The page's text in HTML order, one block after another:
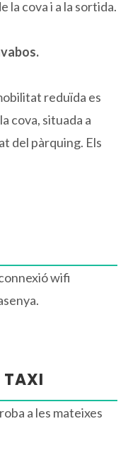
la cova i a la sortida.
reduïda es
cova, situada a
del pàrquing. Els
wifi
TAXI
a les mateixes